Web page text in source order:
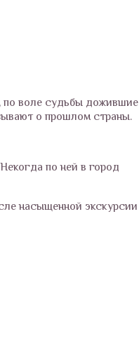
по воле судьбы дожившие
о прошлом страны.
по ней в город
насыщенной экскурсии